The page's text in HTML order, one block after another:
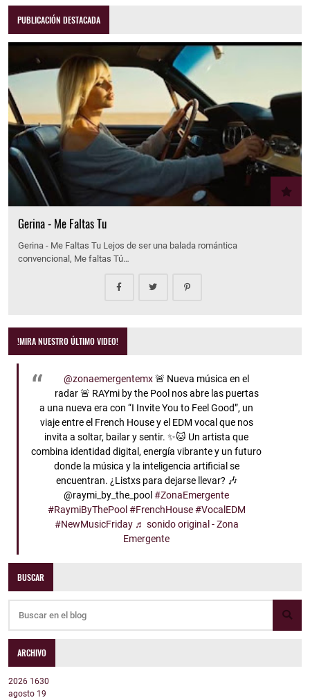
PUBLICACIÓN DESTACADA
Gerina - Me Faltas Tu
Gerina - Me Faltas Tu Lejos de ser una balada romántica
convencional, Me faltas Tú…
!MIRA NUESTRO ÚLTIMO VIDEO!
@zonaemergentemx🚨 Nueva música en el
radar 🚨 RAYmi by the Pool nos abre las puertas
a una nueva era con “I Invite You to Feel Good”, un
viaje entre el French House y el EDM vocal que nos
invita a soltar, bailar y sentir. ✨🐱 Un artista que
combina identidad digital, energía vibrante y un futuro
donde la música y la inteligencia artificial se
encuentran. ¿Listxs para dejarse llevar? 🎶
@raymi_by_the_pool#ZonaEmergente
#RaymiByThePool #FrenchHouse #VocalEDM
#NewMusicFriday ♬ sonido original - Zona
Emergente
BUSCAR
ARCHIVO
2026 1630
agosto 19